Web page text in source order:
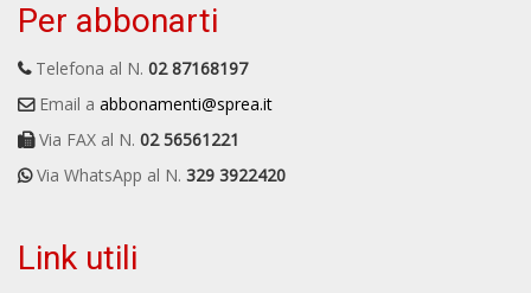
Per abbonarti
Telefona al N. 02 87168197
Email a abbonamenti@sprea.it
Via FAX al N. 02 56561221
Via WhatsApp al N. 329 3922420
Link utili